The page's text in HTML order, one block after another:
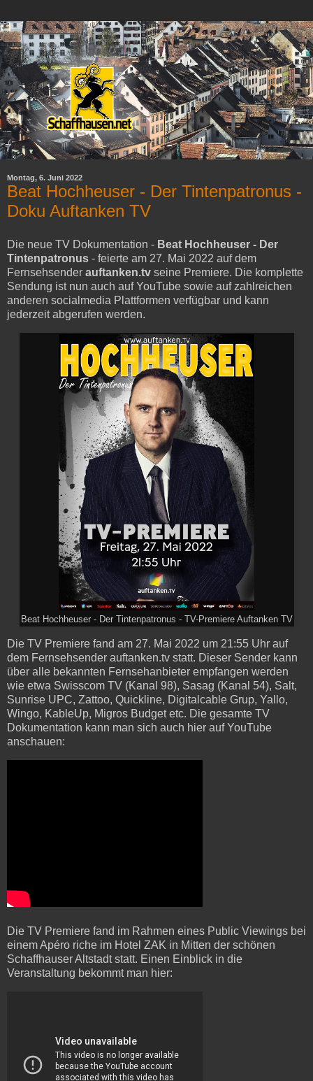
Montag, 6. Juni 2022
Beat Hochheuser - Der Tintenpatronus -
Doku Auftanken TV
Die neue TV Dokumentation - Beat Hochheuser - Der
Tintenpatronus - feierte am 27. Mai 2022 auf dem
Fernsehsender auftanken.tv seine Premiere. Die komplette
Sendung ist nun auch auf YouTube sowie auf zahlreichen
anderen socialmedia Plattformen verfügbar und kann
jederzeit abgerufen werden.
Beat Hochheuser - Der Tintenpatronus - TV-Premiere Auftanken TV
Die TV Premiere fand am 27. Mai 2022 um 21:55 Uhr auf
dem Fernsehsender auftanken.tv statt. Dieser Sender kann
über alle bekannten Fernsehanbieter empfangen werden
wie etwa Swisscom TV (Kanal 98), Sasag (Kanal 54), Salt,
Sunrise UPC, Zattoo, Quickline, Digitalcable Grup, Yallo,
Wingo, KableUp, Migros Budget etc. Die gesamte TV
Dokumentation kann man sich auch hier auf YouTube
anschauen:
Die TV Premiere fand im Rahmen eines Public Viewings bei
einem Apéro riche im Hotel ZAK in Mitten der schönen
Schaffhauser Altstadt statt. Einen Einblick in die
Veranstaltung bekommt man hier: